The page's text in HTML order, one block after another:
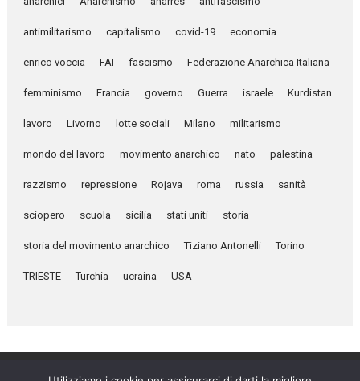
antimilitarismo capitalismo covid-19 economia
enrico voccia FAI fascismo Federazione Anarchica Italiana
femminismo Francia governo Guerra israele Kurdistan
lavoro Livorno lotte sociali Milano militarismo
mondo del lavoro movimento anarchico nato palestina
razzismo repressione Rojava roma russia sanità
sciopero scuola sicilia stati uniti storia
storia del movimento anarchico Tiziano Antonelli Torino
TRIESTE Turchia ucraina USA